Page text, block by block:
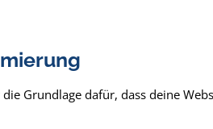
Grundlage dafür, dass deine